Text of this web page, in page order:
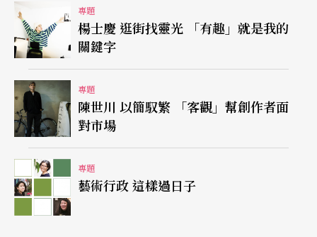
作有很多需要協調的技術問題，而樂團本身的編制
也無法應付繁雜的流程。我找臺藝大同學來幫忙做
舞監或協助技術，也愈來愈偏向製作人的角色。
就算是音樂會，能玩的創意也很多。我們與信誼基
金會合作過好幾次兒童音樂會，先是把繪本投影，
再來我們直接請畫家現場作畫再即時投影，最後則
邀請無獨有偶劇團參與演出，甚至把台灣的繪本作
家帶進音樂廳，跟樂團一起講自己寫的故事。音樂
專題
楊士慶 逛街找靈光 「有趣」就是我的
關鍵字
專題
陳世川 以簡馭繁 「客觀」幫創作者面
對市場
專題
藝術行政 這樣過日子